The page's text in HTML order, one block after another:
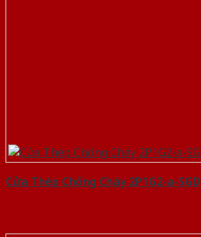
Cửa Thép Chống Cháy 2P1G2-a-SGD